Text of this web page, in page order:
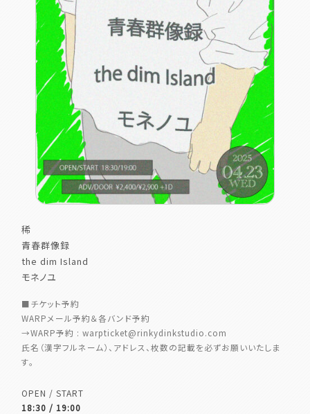
稀
青春群像録
the dim Island
モネノユ
■チケット予約
WARPメール予約＆各バンド予約
→WARP予約 : warpticket@rinkydinkstudio.com
氏名（漢字フルネーム）、アドレス、枚数の記載を必ずお願いいたしま
す。
OPEN / START
18:30 / 19:00